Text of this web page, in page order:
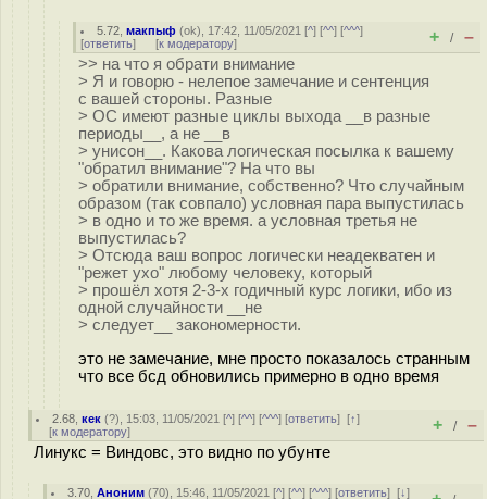
5.72 ,макпыф (ok), 17:42, 11/05/2021 [^] [^^] [^^^]
[ответить] [к модератору] + / –
>> на что я обрати внимание
> Я и говорю - нелепое замечание и сентенция
с вашей стороны. Разные
> ОС имеют разные циклы выхода __в разные
периоды__, а не __в
> унисон__. Какова логическая посылка к вашему
"обратил внимание"? На что вы
> обратили внимание, собственно? Что случайным
образом (так совпало) условная пара выпустилась
> в одно и то же время. а условная третья не
выпустилась?
> Отсюда ваш вопрос логически неадекватен и
"режет ухо" любому человеку, который
> прошёл хотя 2-3-х годичный курс логики, ибо из
одной случайности __не
> следует__ закономерности.
это не замечание, мне просто показалось странным
что все бсд обновились примерно в одно время
2.68 ,кек (?), 15:03, 11/05/2021 [^] [^^] [^^^] [ответить][↑]
[к модератору] + / –
Линукс = Виндовс, это видно по убунте
3.70 ,Аноним (70), 15:46, 11/05/2021 [^] [^^] [^^^] [ответить][↓]